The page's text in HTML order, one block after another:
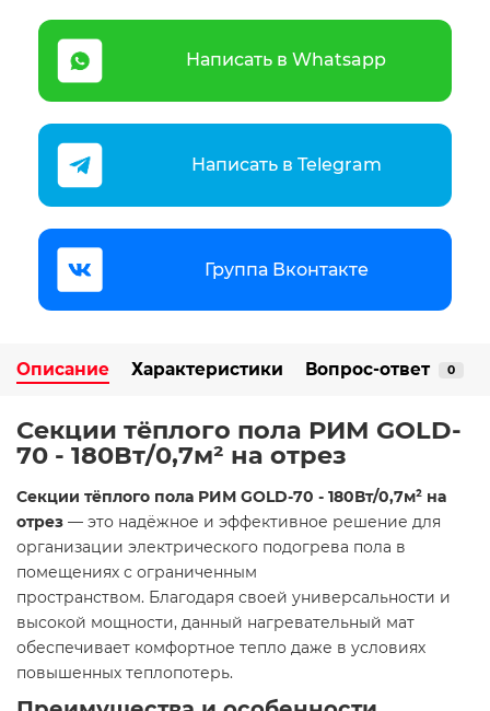
Написать в Whatsapp
Написать в Telegram
Группа Вконтакте
Описание Характеристики Вопрос-ответ 0
Секции тёплого пола РИМ GOLD-
70 - 180Вт/0,7м² на отрез
Секции тёплого пола РИМ GOLD-70 - 180Вт/0,7м² на
отрез — это надёжное и эффективное решение для
организации электрического подогрева пола в
помещениях с ограниченным
пространством. Благодаря своей универсальности и
высокой мощности, данный нагревательный мат
обеспечивает комфортное тепло даже в условиях
повышенных теплопотерь.